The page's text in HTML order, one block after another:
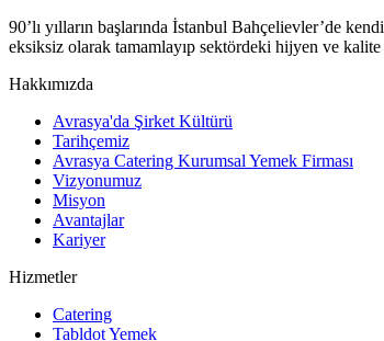
90’lı yılların başlarında İstanbul Bahçelievler’de
eksiksiz olarak tamamlayıp sektördeki hijyen ve kalite
Hakkımızda
Avrasya'da Şirket Kültürü
Tarihçemiz
Avrasya Catering Kurumsal Yemek Firması
Vizyonumuz
Misyon
Avantajlar
Kariyer
Hizmetler
Catering
Tabldot Yemek